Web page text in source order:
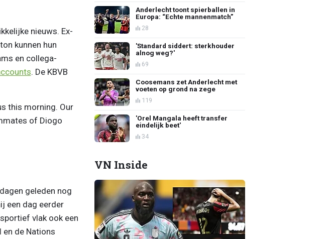
nieuws. Ex-
kunnen hun
en collega-
. De KBVB
this morning. Our
of Diogo
geleden nog
een dag eerder
vlak ook een
de Nations
Anderlecht toont spierballen in
Europa: “Echte mannenmatch”
28
'Standard siddert: sterkhouder
alnog weg?'
69
Coosemans zet Anderlecht met
voeten op grond na zege
119
'Orel Mangala heeft transfer
eindelijk beet'
34
VN Inside